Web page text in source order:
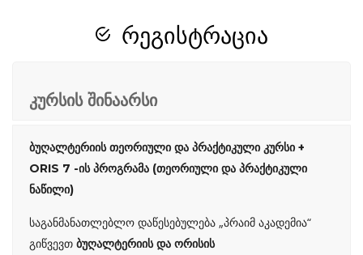
რეგისტრაცია
კურსის შინაარსი
ბუღალტერიის თეორიული და პრაქტიკული კურსი +
ORIS 7 -ის პროგრამა (თეორიული და პრაქტიკული
ნაწილი)
საგანმანათლებლო დაწესებულება „პრაიმ აკადემია“
გიწვევთ ბუღალტერიის და ორისის